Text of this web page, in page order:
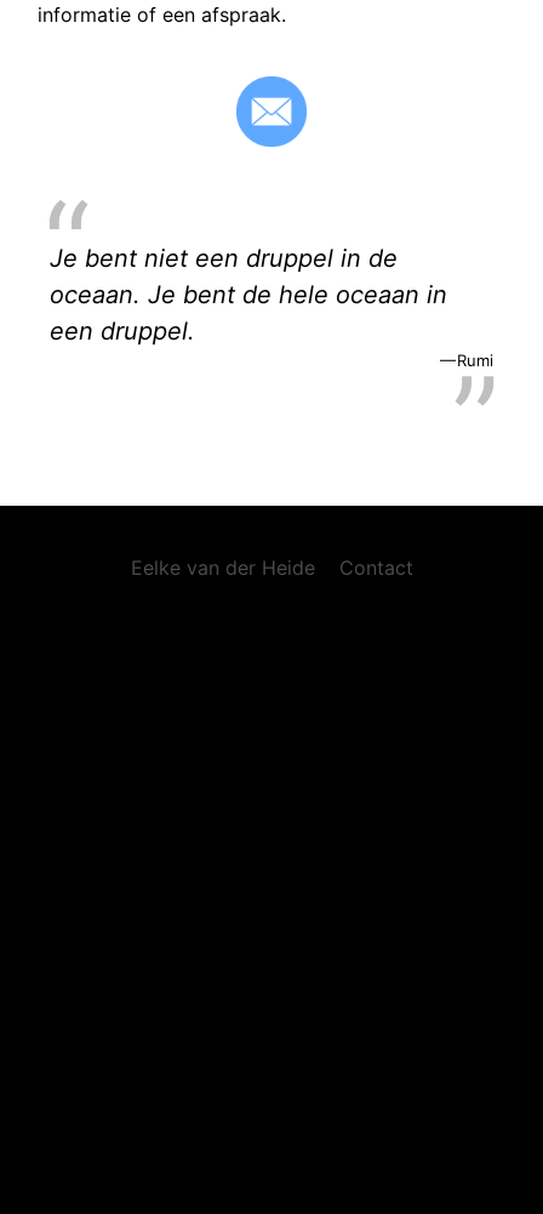
informatie of een afspraak.
Je bent niet een druppel in de
oceaan. Je bent de hele oceaan in
een druppel.
Rumi
Eelke van der Heide Contact